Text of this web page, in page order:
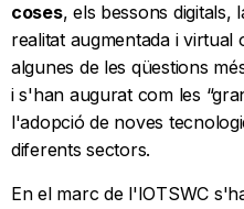
coses, els bessons digitals,
realitat augmentada i virtual
algunes de les qüestions
i s'han augurat com les
l'adopció de noves
diferents sectors.
En el marc de l'IOTSWC